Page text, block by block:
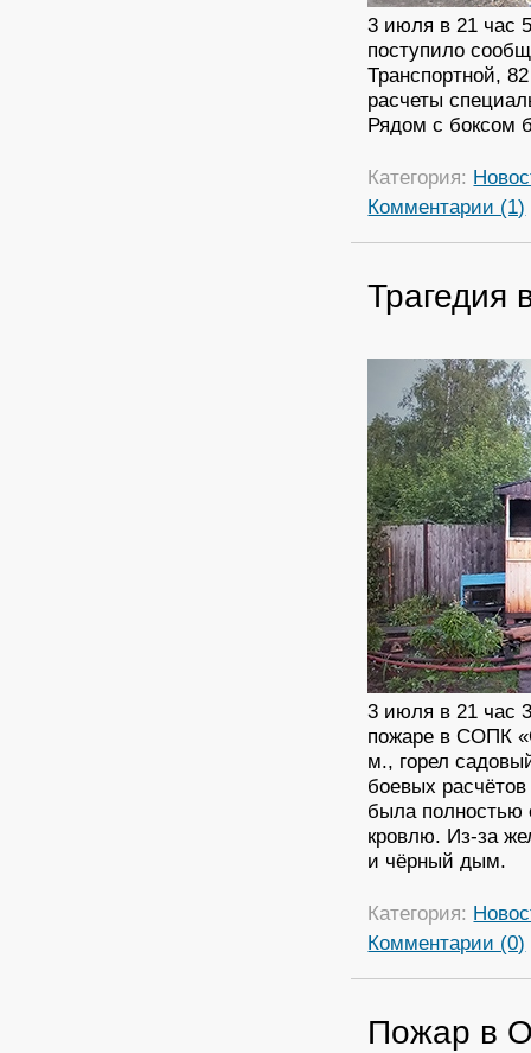
3 июля в 21 час
поступило
Транспортной,
расчеты
Рядом с боксом
Категория:
Комментарии (1)
Трагедия
3 июля в 21 час
пожаре в СОПК
м., горел
боевых
была полностью
кровлю. Из-за
и чёрный дым.
Категория:
Комментарии (0)
Пожар в